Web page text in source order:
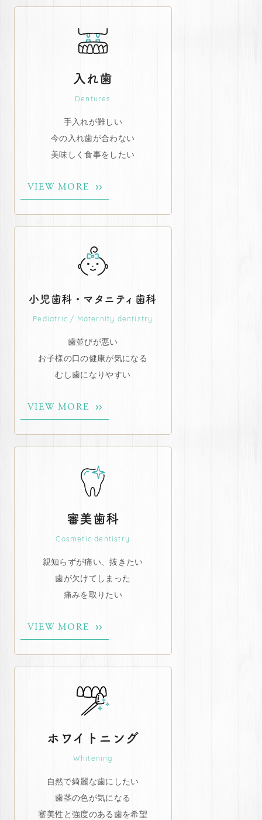
入れ歯
Dentures
手入れが難しい
今の入れ歯が合わない
美味しく食事をしたい
VIEW MORE
小児歯科・マタニティ歯科
Pediatric / Maternity dentistry
歯並びが悪い
お子様の口の健康が気になる
むし歯になりやすい
VIEW MORE
審美歯科
Cosmetic dentistry
親知らずが痛い、抜きたい
歯が欠けてしまった
痛みを取りたい
VIEW MORE
ホワイトニング
Whitening
自然で綺麗な歯にしたい
歯茎の色が気になる
審美性と強度のある歯を希望